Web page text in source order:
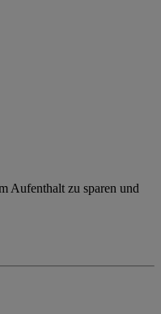
Aufenthalt zu sparen und